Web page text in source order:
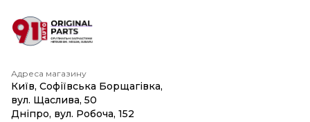
Адреса магазину
Київ, Софіївська Борщагівка,
вул. Щаслива, 50
Дніпро, вул. Робоча, 152